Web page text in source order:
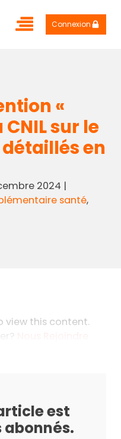
Connexion
«
sur le
en
2024 |
santé,
view this content.
est
abonnés.